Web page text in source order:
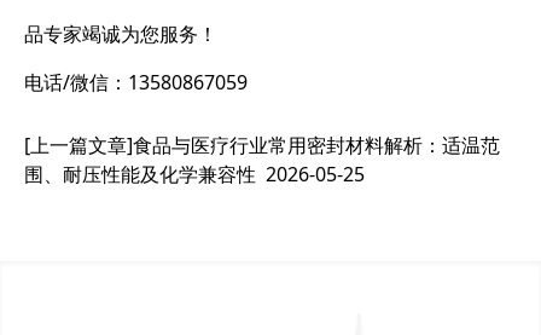
品专家竭诚为您服务！
电话/微信：13580867059
[上一篇文章]食品与医疗行业常用密封材料解析：适温范
围、耐压性能及化学兼容性 2026-05-25